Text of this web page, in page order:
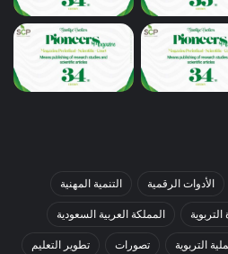
الأدوات الرقمية التنمية المهنية
التربوية المملكة العربية السعودية
التربوية تصورات تطوير التعليم